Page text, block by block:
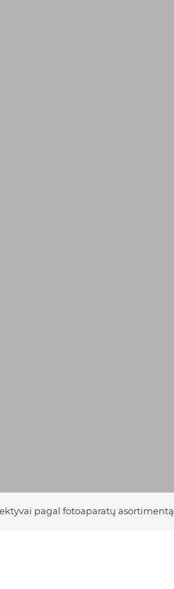
pagal fotoaparatų asortimentą